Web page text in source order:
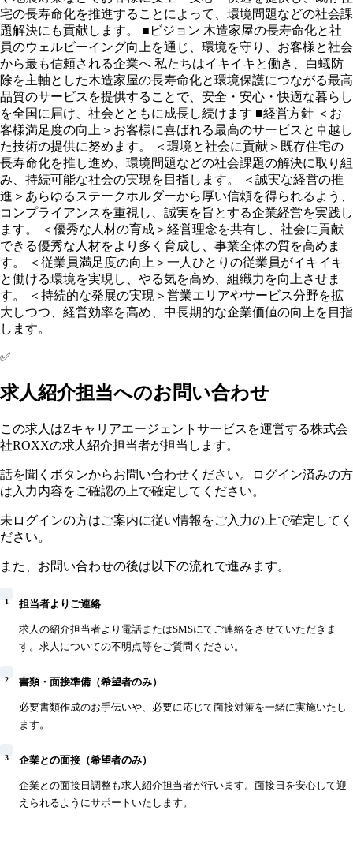
宅の長寿命化を推進することによって、環境問題などの社会課
題解決にも貢献します。 ■ビジョン 木造家屋の長寿命化と社
員のウェルビーイング向上を通じ、環境を守り、お客様と社会
から最も信頼される企業へ 私たちはイキイキと働き、白蟻防
除を主軸とした木造家屋の長寿命化と環境保護につながる最高
品質のサービスを提供することで、安全・安心・快適な暮らし
を全国に届け、社会とともに成長し続けます ■経営方針 ＜お
客様満足度の向上＞お客様に喜ばれる最高のサービスと卓越し
た技術の提供に努めます。 ＜環境と社会に貢献＞既存住宅の
長寿命化を推し進め、環境問題などの社会課題の解決に取り組
み、持続可能な社会の実現を目指します。 ＜誠実な経営の推
進＞あらゆるステークホルダーから厚い信頼を得られるよう、
コンプライアンスを重視し、誠実を旨とする企業経営を実践し
ます。 ＜優秀な人材の育成＞経営理念を共有し、社会に貢献
できる優秀な人材をより多く育成し、事業全体の質を高めま
す。 ＜従業員満足度の向上＞一人ひとりの従業員がイキイキ
と働ける環境を実現し、やる気を高め、組織力を向上させま
す。 ＜持続的な発展の実現＞営業エリアやサービス分野を拡
大しつつ、経営効率を高め、中長期的な企業価値の向上を目指
します。
✅
求人紹介担当へのお問い合わせ
この求人はZキャリアエージェントサービスを運営する株式会
社ROXXの求人紹介担当者が担当します。
話を聞くボタンからお問い合わせください。ログイン済みの方
は入力内容をご確認の上で確定してください。
未ログインの方はご案内に従い情報をご入力の上で確定してく
ださい。
また、お問い合わせの後は以下の流れで進みます。
1 担当者よりご連絡
求人の紹介担当者より電話またはSMSにてご連絡をさせていただきま
す。求人についての不明点等をご質問ください。
2 書類・面接準備（希望者のみ）
必要書類作成のお手伝いや、必要に応じて面接対策を一緒に実施いたし
ます。
3 企業との面接（希望者のみ）
企業との面接日調整も求人紹介担当者が行います。面接日を安心して迎
えられるようにサポートいたします。